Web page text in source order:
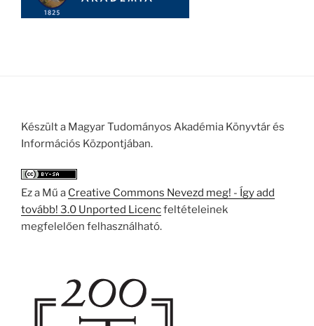
Készült a Magyar Tudományos Akadémia Könyvtár és
Információs Központjában.
Ez a Mű a Creative Commons Nevezd meg! - Így add
tovább! 3.0 Unported Licencfeltételeinek
megfelelően felhasználható.